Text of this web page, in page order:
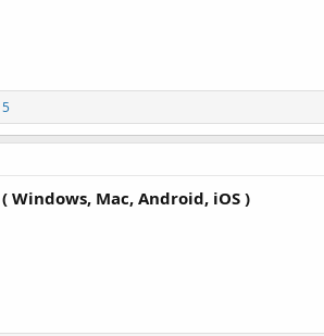
Windows, Mac, Android, iOS )